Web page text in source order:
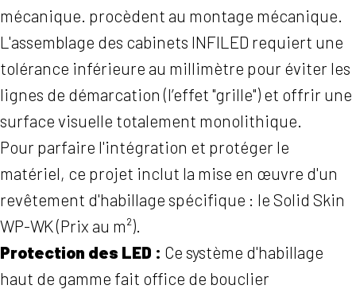
mécanique. procèdent au montage mécanique.
L'assemblage des cabinets INFILED requiert une
tolérance inférieure au millimètre pour éviter les
lignes de démarcation (l’effet "grille") et offrir une
surface visuelle totalement monolithique.
Pour parfaire l'intégration et protéger le
matériel, ce projet inclut la mise en œuvre d'un
revêtement d'habillage spécifique : le Solid Skin
WP-WK (Prix au m²).
Protection des LED : Ce système d'habillage
haut de gamme fait office de bouclier